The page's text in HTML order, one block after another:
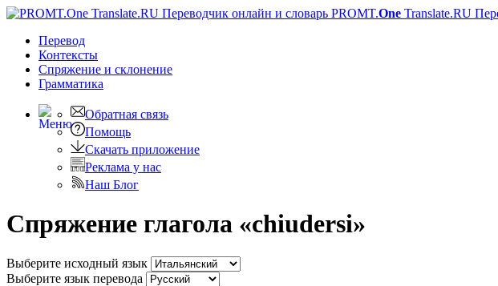
PROMT.One Translate.RU
Перевод
Контексты
Спряжение и склонение
Грамматика
Обратная связь
Помощь
Скачать приложение
Реклама у нас
Наш Блог
Спряжение глагола «chiudersi»
Выберите исходный язык
Выберите язык перевода